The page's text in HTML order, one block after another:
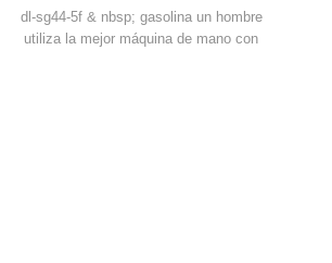
broca sg44-5f
dl-sg44-5f & nbsp; gasolina un hombre
utiliza la mejor máquina de mano con